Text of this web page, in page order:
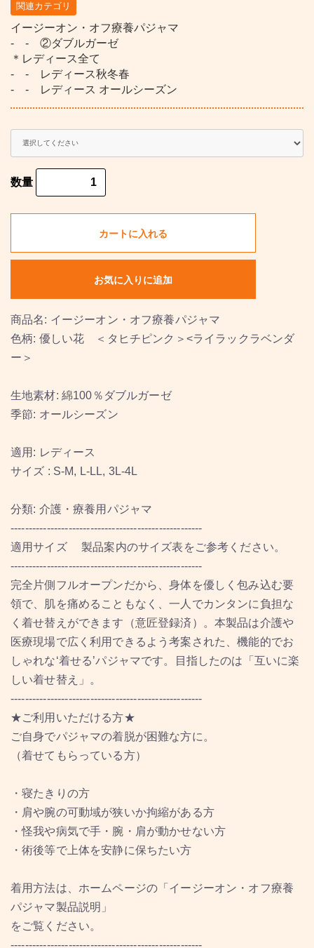
関連カテゴリ
イージーオン・オフ療養パジャマ
- - ②ダブルガーゼ
＊レディース全て
- - レディース秋冬春
- - レディース オールシーズン
数量
カートに入れる
お気に入りに追加
商品名: イージーオン・オフ療養パジャマ
色柄: 優しい花 ＜タヒチピンク＞<ライラックラベンダ
ー＞
生地素材: 綿100％ダブルガーゼ
季節: オールシーズン
適用: レディース
サイズ : S-M, L-LL, 3L-4L
分類: 介護・療養用パジャマ
-----------------------------------------------------
適用サイズ 製品案内のサイズ表をご参考ください。
-----------------------------------------------------
完全片側フルオープンだから、身体を優しく包み込む要
領で、肌を痛めることもなく、一人でカンタンに負担な
く着せ替えができます（意匠登録済）。本製品は介護や
医療現場で広く利用できるよう考案された、機能的でお
しゃれな‘着せる’パジャマです。目指したのは「互いに楽
しい着せ替え」。
-----------------------------------------------------
★ご利用いただける方★
ご自身でパジャマの着脱が困難な方に。
（着せてもらっている方）
・寝たきりの方
・肩や腕の可動域が狭いか拘縮がある方
・怪我や病気で手・腕・肩が動かせない方
・術後等で上体を安静に保ちたい方
着用方法は、ホームページの「イージーオン・オフ療養
パジャマ製品説明」
をご覧ください。
-----------------------------------------------------